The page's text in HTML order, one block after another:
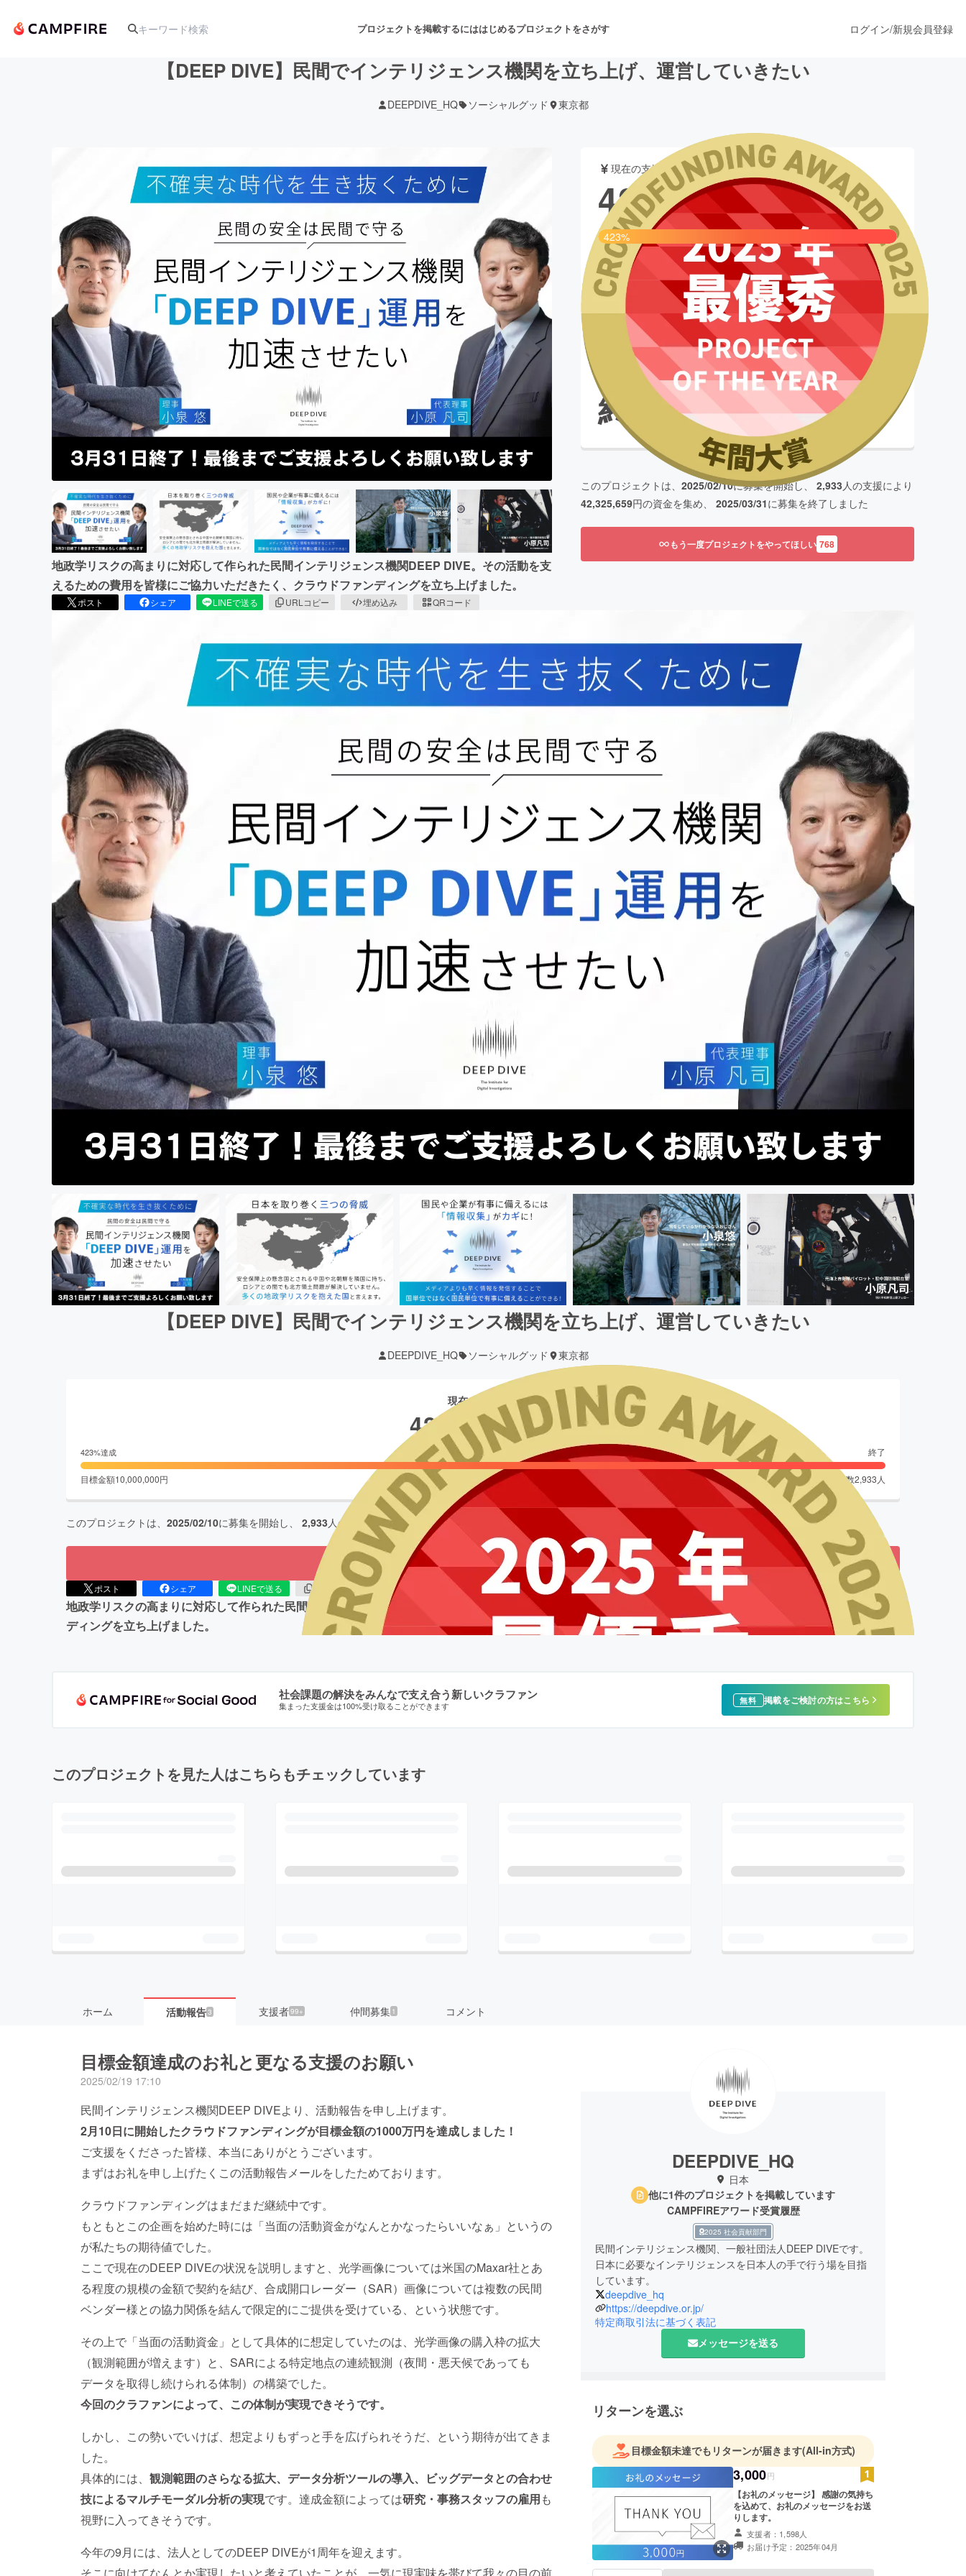
プロジェクトを掲載するにははじめるプロジェクトをさがす
アート・写真 音楽 舞台・パフォーマンス プロダクト
ファッション
映像・映画 アニメ・漫画 スポーツ
ビジネス・起業 チャレンジ ビューティー・ヘルスケア ソーシャルグッド
まちづくり・地域活性化
CAMPFIRE for Social GoodCAMPFIRE Creation
CAMPFIREふるさと納税machi-ya コミュニティ
ログイン/新規会員登録
【DEEP DIVE】民間でインテリジェンス機関を立ち上げ、運営していきたい
DEEPDIVE_HQ ソーシャルグッド 東京都
地政学リスクの高まりに対応して作られた民間インテリジェンス機関DEEP DIVE。その活動を支
えるための費用を皆様にご協力いただきたく、クラウドファンディングを立ち上げました。
ポスト シェア LINEで送る URLコピー 埋め込み QRコード
現在の支援総額
42,325,659円
423%
目標金額は10,000,000円
支援者数
2,933人
募集終了まで残り
終了
このプロジェクトは、 2025/02/10に募集を開始し、 2,933人の支援により
42,325,659円の資金を集め、 2025/03/31に募集を終了しました
もう一度プロジェクトをやってほしい 768
【DEEP DIVE】民間でインテリジェンス機関を立ち上げ、運営していきたい
DEEPDIVE_HQ ソーシャルグッド 東京都
現在の支援総額
42,325,659円
423%達成 終了
目標金額10,000,000円 支援者数2,933 人
このプロジェクトは、 2025/02/10に募集を開始し、 2,933人の支援により 42,325,659 円の資金を集め、 2025/03/31 に募集を終了しました
もう一度プロジェクトをやってほしい 768
ポスト シェア LINEで送る URLコピー 埋め込み QRコード
地政学リスクの高まりに対応して作られた民間インテリジェンス機関DEEP DIVE。その活動を支えるための費用を皆様にご協力いただきたく、クラウドファン
ディングを立ち上げました。
社会課題の解決をみんなで支え合う新しいクラファン
集まった支援金は100%受け取ることができます 無料 掲載をご検討の方はこちら
このプロジェクトを見た人はこちらもチェックしています
ホーム 活動報告3 支援者99+ 仲間募集 1 コメント
目標金額達成のお礼と更なる支援のお願い
2025/02/19 17:10
民間インテリジェンス機関DEEP DIVEより、活動報告を申し上げます。
2月10日に開始したクラウドファンディングが目標金額の1000万円を達成しました！
ご支援をくださった皆様、本当にありがとうございます。
まずはお礼を申し上げたくこの活動報告メールをしたためております。
クラウドファンディングはまだまだ継続中です。
もともとこの企画を始めた時には「当面の活動資金がなんとかなったらいいなぁ」というの
が私たちの期待値でした。
ここで現在のDEEP DIVEの状況を説明しますと、光学画像については米国のMaxar社とあ
る程度の規模の金額で契約を結び、合成開口レーダー（SAR）画像については複数の民間
ベンダー様との協力関係を結んで限定的にご提供を受けている、という状態です。
その上で「当面の活動資金」として具体的に想定していたのは、光学画像の購入枠の拡大
（観測範囲が増えます）と、SARによる特定地点の連続観測（夜間・悪天候であっても
データを取得し続けられる体制）の構築でした。
今回のクラファンによって、この体制が実現できそうです。
しかし、この勢いでいけば、想定よりもずっと手を広げられそうだ、という期待が出てきま
した。
具体的には、 観測範囲のさらなる拡大、データ分析ツールの導入、ビッグデータとの合わせ
技によるマルチモーダル分析の実現です。達成金額によっては研究・事務スタッフの雇用も
視野に入ってきそうです。
今年の9月には、法人としてのDEEP DIVEが1周年を迎えます。
そこに向けてなんとか実現したいと考えていたことが、一気に現実味を帯びて我々の目の前
DEEPDIVE_HQ
日本
他に1件のプロジェクトを掲載しています
CAMPFIREアワード受賞履歴
2025 社会貢献部門
民間インテリジェンス機関、一般社団法人DEEP DIVEです。
日本に必要なインテリジェンスを日本人の手で行う場を目指
しています。
deepdive_hq
https://deepdive.or.jp/
特定商取引法に基づく表記
メッセージを送る
リターンを選ぶ
目標金額未達でもリターンが届きます(All-in方式)
3,000円
【お礼のメッセージ】 感謝の気持ち
を込めて、お礼のメッセージをお送
りします。
支援者：1,598人
お届け予定：2025年04月